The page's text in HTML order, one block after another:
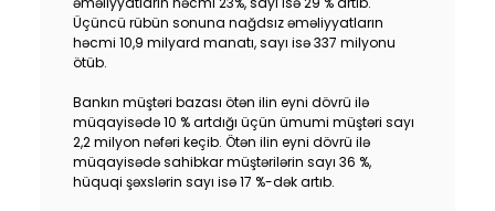
Üçüncü rübün sonuna nağdsız əməliyyatların
həcmi 10,9 milyard manatı, sayı isə 337 milyonu
ötüb.
Bankın müştəri bazası ötən ilin eyni dövrü ilə
müqayisədə 10 % artdığı üçün ümumi müştəri sayı
2,2 milyon nəfəri keçib. Ötən ilin eyni dövrü ilə
müqayisədə sahibkar müştərilərin sayı 36 %,
hüquqi şəxslərin sayı isə 17 %-dək artıb.